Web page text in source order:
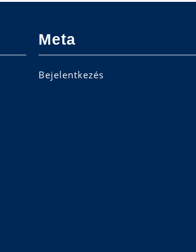
Meta
Bejelentkezés